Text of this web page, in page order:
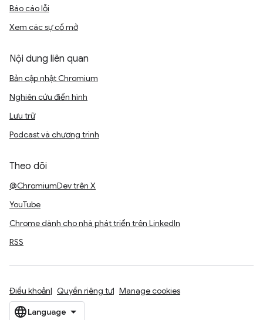
Báo cáo lỗi
Xem các sự cố mở
Nội dung liên quan
Bản cập nhật Chromium
Nghiên cứu điển hình
Lưu trữ
Podcast và chương trình
Theo dõi
@ChromiumDev trên X
YouTube
Chrome dành cho nhà phát triển trên LinkedIn
RSS
Điều khoản Quyền riêng tư Manage cookies